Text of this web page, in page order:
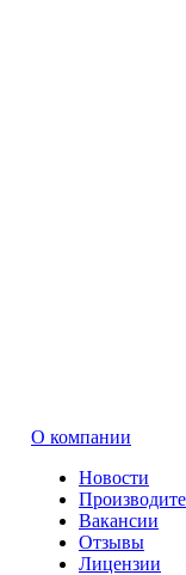
О компании
Новости
Вакансии
Отзывы
Лицензии